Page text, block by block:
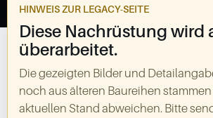
HINWEIS ZUR LEGACY-SEITE
Diese Nachrüstung wird
überarbeitet.
Die gezeigten Bilder und
noch aus älteren Baureihen
aktuellen Stand abweichen. Bitte